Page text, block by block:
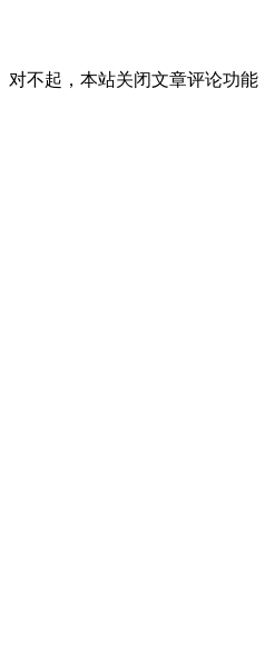
对不起，本站关闭文章评论功能